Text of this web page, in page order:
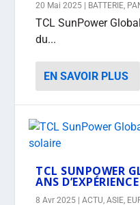
20 Mai 2025 BATTERIE,
TCL SunPower
du...
EN SAVOIR PLUS
TCL SUNPOWER
ANS
8 Avr 2025 |ACTU,ASIE,